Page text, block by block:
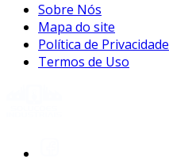
Sobre Nós
Mapa do site
Política de Privacidade
Termos de Uso